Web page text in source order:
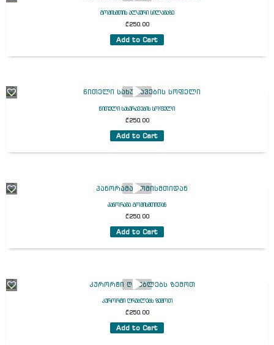
გომისმთის ალპური სილამაზე
₾250.00
Add to Cart
წითელი სახურავების სოფელი
₾250.00
Add to Cart
პანორამა გომისმთიდან
₾250.00
Add to Cart
კურორტი ღრუბლებს ზემოთ
₾250.00
Add to Cart